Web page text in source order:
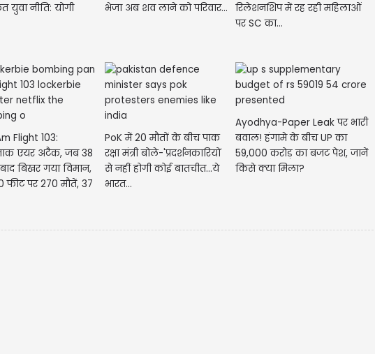
युवा नीति: योगी
भेजा अब शव लाने को परिवार...
रिलेशनशिप में रह रही महिलाओं
पर SC का...
Flight 103:
एयर अटैक, जब 38
बिखर गया विमान,
फीट पर 270 मौतें, 37
PoK में 20 मौतों के बीच पाक
रक्षा मंत्री बोले-'प्रदर्शनकारियों
से नहीं होगी कोई बातचीत...ये
भारत...
Ayodhya-Paper Leak पर भारी
बवाल! हंगामे के बीच UP का
59,000 करोड़ का बजट पेश, जानें
किसे क्या मिला?